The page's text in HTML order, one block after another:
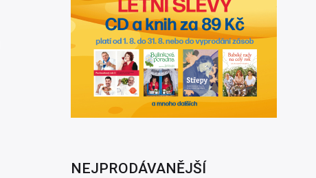
NEJPRODÁVANĚJŠÍ